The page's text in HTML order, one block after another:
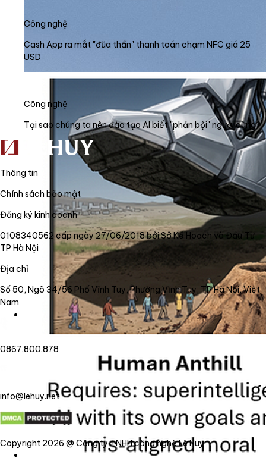
Công nghệ
Cash App ra mắt "đũa thần" thanh toán chạm NFC giá 25
USD
Công nghệ
Tại sao chúng ta nên đào tạo AI biết "phản bội" người dùng?
Thông tin
Chính sách bảo mật
Đăng ký kinh doanh
0108340562 cấp ngày 27/06/2018 bởi Sở Kế Hoạch và Đầu Tư
TP Hà Nội
Địa chỉ
Số 50, Ngõ 34/56 Phố Vĩnh Tuy, Phường Vĩnh Tuy, TP Hà Nội, Việt
Nam
0867.800.878
info@lehuy.net
Copyright 2026 @ Công ty TNHH công nghệ Lê Huy